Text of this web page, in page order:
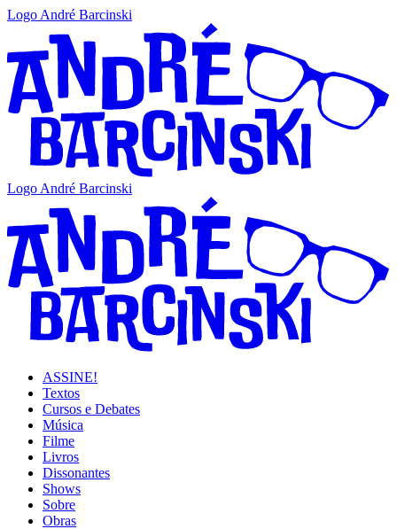
Logo André Barcinski
Logo André Barcinski
ASSINE!
Textos
Cursos e Debates
Música
Filme
Livros
Dissonantes
Shows
Sobre
Obras